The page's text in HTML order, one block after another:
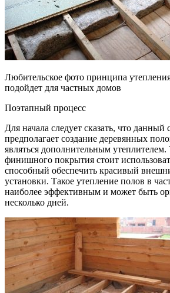
Любительское фото принципа
подойдет для частных домов
Поэтапный процесс
Для начала следует сказать, что данный
предполагает создание деревянных
являться дополнительным утеплителем.
финишного покрытия стоит
способный обеспечить красивый
установки. Такое утепление полов в
наиболее эффективным и может быть
несколько дней.